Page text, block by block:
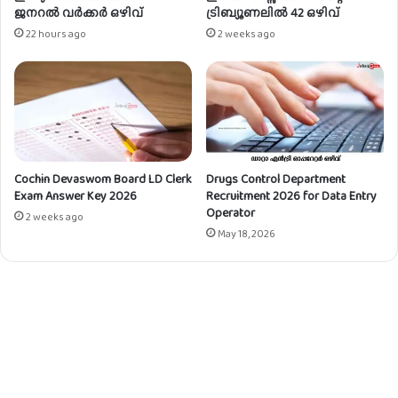
ജനറൽ വർക്കർ ഒഴിവ്
22 hours ago
ട്രിബ്യൂണലിൽ 42 ഒഴിവ്
2 weeks ago
Cochin Devaswom Board LD Clerk
Exam Answer Key 2026
2 weeks ago
Drugs Control Department
Recruitment 2026 for Data Entry
Operator
May 18, 2026